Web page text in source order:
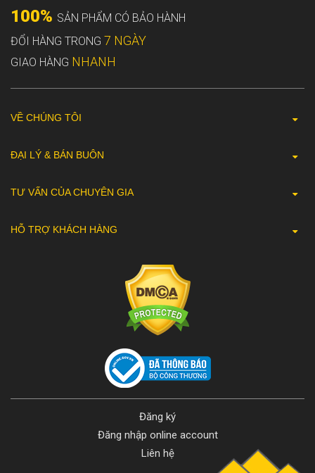
100% SẢN PHẨM CÓ BẢO HÀNH
ĐỔI HÀNG TRONG 7 NGÀY
GIAO HÀNG NHANH
VỀ CHÚNG TÔI
ĐẠI LÝ & BÁN BUÔN
TƯ VẤN CỦA CHUYÊN GIA
HỖ TRỢ KHÁCH HÀNG
Đăng ký
Đăng nhập online account
Liên hệ